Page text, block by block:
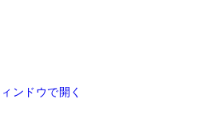
ンドウで開く